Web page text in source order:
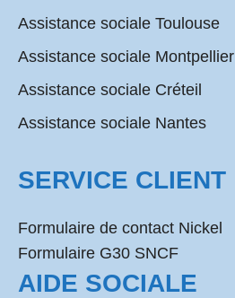
Assistance sociale Toulouse
Assistance sociale Montpellier
Assistance sociale Créteil
Assistance sociale Nantes
SERVICE CLIENT
Formulaire de contact Nickel
Formulaire G30 SNCF
AIDE SOCIALE